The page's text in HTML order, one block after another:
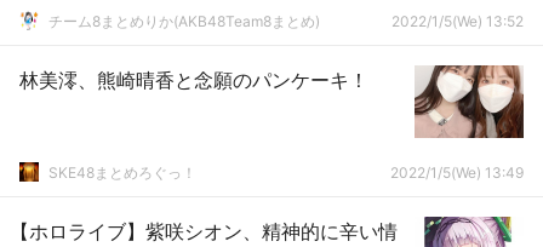
チーム8まとめりか(AKB48Team8まとめ) 2022/1/5(We) 13:52
林美澪、熊崎晴香と念願のパンケーキ！
SKE48まとめろぐっ！ 2022/1/5(We) 13:49
【ホロライブ】紫咲シオン、精神的に辛い情